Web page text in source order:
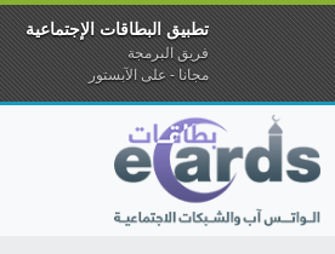
تطبيق البطاقات الإجتماعية
فريق البرمجة
مجانا - على الآبستور